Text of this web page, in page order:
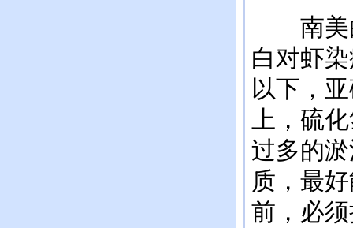
南美白
白对虾
以下，
上，硫
过多的
质，最
前，必